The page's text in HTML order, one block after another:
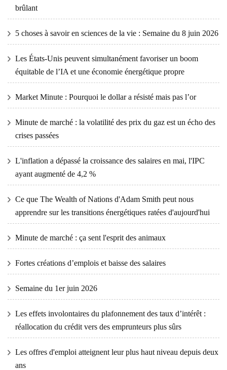
brûlant
5 choses à savoir en sciences de la vie : Semaine du 8 juin 2026
Les États-Unis peuvent simultanément favoriser un boom
équitable de l’IA et une économie énergétique propre
Market Minute : Pourquoi le dollar a résisté mais pas l’or
Minute de marché : la volatilité des prix du gaz est un écho des
crises passées
L'inflation a dépassé la croissance des salaires en mai, l'IPC
ayant augmenté de 4,2 %
Ce que The Wealth of Nations d'Adam Smith peut nous
apprendre sur les transitions énergétiques ratées d'aujourd'hui
Minute de marché : ça sent l'esprit des animaux
Fortes créations d’emplois et baisse des salaires
Semaine du 1er juin 2026
Les effets involontaires du plafonnement des taux d’intérêt :
réallocation du crédit vers des emprunteurs plus sûrs
Les offres d'emploi atteignent leur plus haut niveau depuis deux
ans